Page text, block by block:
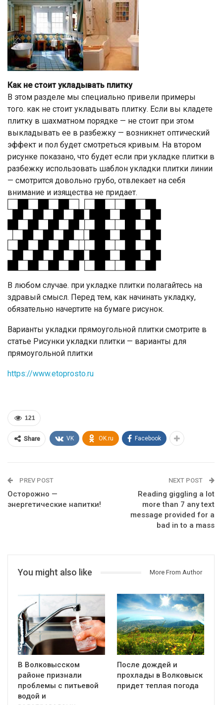
Как не стоит укладывать плитку
В этом разделе мы специально привели примеры
того. как не стоит укладывать плитку. Если вы кладете
плитку в шахматном порядке — не стоит при этом
выкладывать ее в разбежку — возникнет оптический
эффект и пол будет смотреться кривым. На втором
рисунке показано, что будет если при укладке плитки в
разбежку использовать шаблон укладки плитки линии
— смотрится довольно грубо, отвлекает на себя
внимание и изящества не придает.
В любом случае. при укладке плитки полагайтесь на
здравый смысл. Перед тем, как начинать укладку,
обязательно начертите на бумаге рисунок.
Варианты укладки прямоугольной плитки смотрите в
статье Рисунки укладки плитки — варианты для
прямоугольной плитки
https://www.etoprosto.ru
121
Share VK OK.ru Facebook
PREV POST
Осторожно —
энергетические напитки!
NEXT POST
Reading giggling a lot
more than 7 any text
message provided for a
bad in to a mass
You might also like More From Author
В Волковысском
районе признали
проблемы с питьевой
водой и
После дождей и
прохлады в Волковыск
придет теплая погода